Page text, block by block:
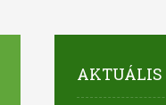
AKTUÁLIS